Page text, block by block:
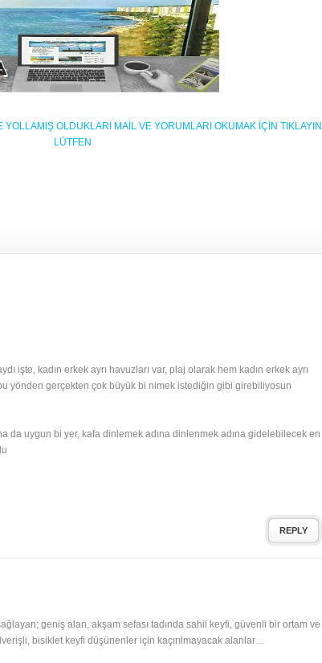
YOLLAMIŞ OLDUKLARI MAİL VE YORUMLARI OKUMAK İÇİN TIKLAYIN
LÜTFEN
işte, kadın erkek ayrı havuzları var, plaj olarak hem kadın erkek ayrı
yönden gerçekten çok büyük bi nimek istediğin gibi girebiliyosun
da uygun bi yer, kafa dinlemek adına dinlenmek adına gidelebilecek en
REPLY
geniş alan, akşam sefası tadında sahil keyfi, güvenli bir ortam ve
bisiklet keyfi düşünenler için kaçırılmayacak alanlar…